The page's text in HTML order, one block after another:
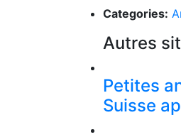
Categories:
Autres
Petites
Suisse